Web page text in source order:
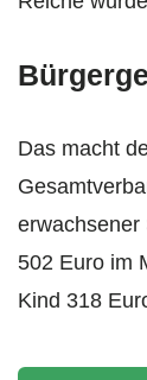
Das macht
erwachsener
502 Euro im
Kind 318